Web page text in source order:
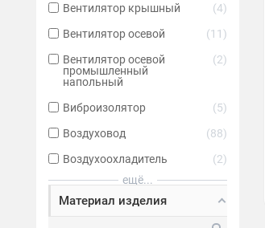
Вентилятор крышный
4
Вентилятор осевой
11
Вентилятор осевой
промышленный
напольный
2
Виброизолятор
5
Воздуховод
88
Воздухоохладитель
2
ещё...
Материал изделия